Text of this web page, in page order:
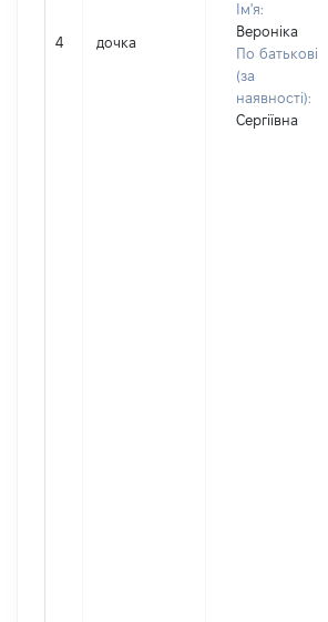
4 дочка
Ім'я:
Вероніка
По батькові
(за
наявності):
Сергіївна